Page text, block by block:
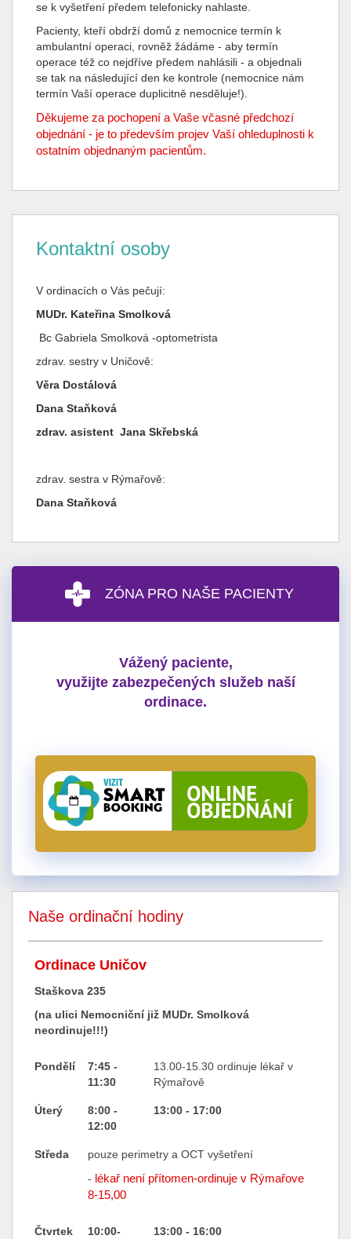
se k vyšetření předem telefonicky nahlaste.
Pacienty, kteří obdrží domů z nemocnice termín k
ambulantní operaci, rovněž žádáme - aby termín
operace též co nejdříve předem nahlásili - a objednali
se tak na následující den ke kontrole (nemocnice nám
termín Vaší operace duplicitně nesděluje!).
Děkujeme za pochopení a Vaše včasné předchozí
objednání - je to především projev Vaší ohleduplnosti k
ostatním objednaným pacientům.
Kontaktní osoby
V ordinacích o Vás pečují:
MUDr. Kateřina Smolková
Bc Gabriela Smolková -optometrista
zdrav. sestry v Uničově:
Věra Dostálová
Dana Staňková
zdrav. asistent Jana Skřebská
zdrav. sestra v Rýmařově:
Dana Staňková
ZÓNA PRO NAŠE PACIENTY
Vážený paciente,
využijte zabezpečených služeb naší
ordinace.
Naše ordinační hodiny
Ordinace Uničov
Staškova 235
(na ulici Nemocniční již MUDr. Smolková
neordinuje!!!)
Pondělí
7:45 -
11:30
13.00-15.30 ordinuje lékař v
Rýmařově
Úterý
8:00 -
12:00
13:00 - 17:00
Středa
pouze perimetry a OCT vyšetření
- lékař není přítomen-ordinuje v Rýmařove
8-15,00
Čtvrtek
10:00-
13:00 - 16:00